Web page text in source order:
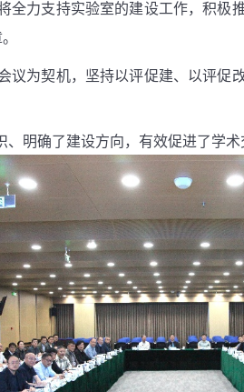
全力支持实验室的建设工作，积
议为契机，坚持以评促建、以评
确了建设方向，有效促进了学术